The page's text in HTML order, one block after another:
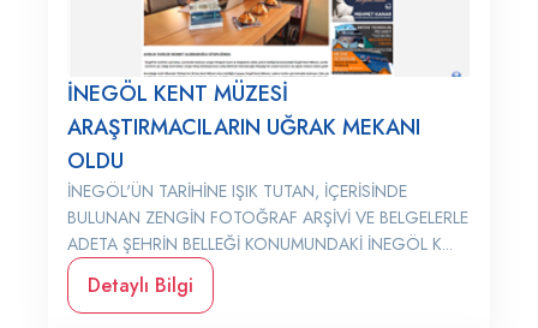
İNEGÖL KENT MÜZESİ
ARAŞTIRMACILARIN UĞRAK MEKANI
OLDU
İNEGÖL'ÜN TARİHİNE IŞIK TUTAN, İÇERİSİNDE
BULUNAN ZENGİN FOTOĞRAF ARŞİVİ VE BELGELERLE
ADETA ŞEHRİN BELLEĞİ KONUMUNDAKİ İNEGÖL K...
Detaylı Bilgi